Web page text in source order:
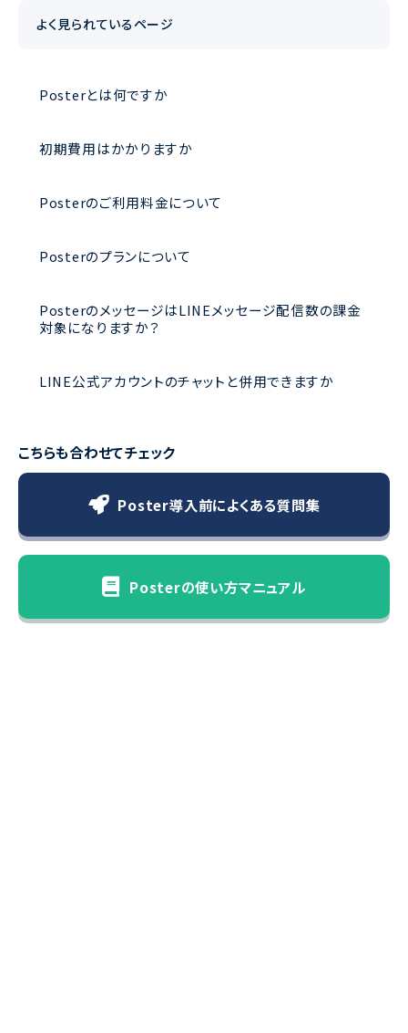
よく見られているページ
Posterとは何ですか
初期費用はかかりますか
Posterのご利用料金について
Posterのプランについて
PosterのメッセージはLINEメッセージ配信数の課金
対象になりますか？
LINE公式アカウントのチャットと併用できますか
こちらも合わせてチェック
Poster導入前によくある質問集
Posterの使い方マニュアル